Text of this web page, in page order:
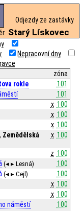
Odjezdy ze zastávky
Starý Lískovec
Nepracovní dny
zóna
rokle
101
101
x 100
x 100
x 100
Zemědělská x 100
z 100
(◂ ▸ Lesná)
100
(◂ ▸ Cejl)
100
x 100
x 100
náměstí 100